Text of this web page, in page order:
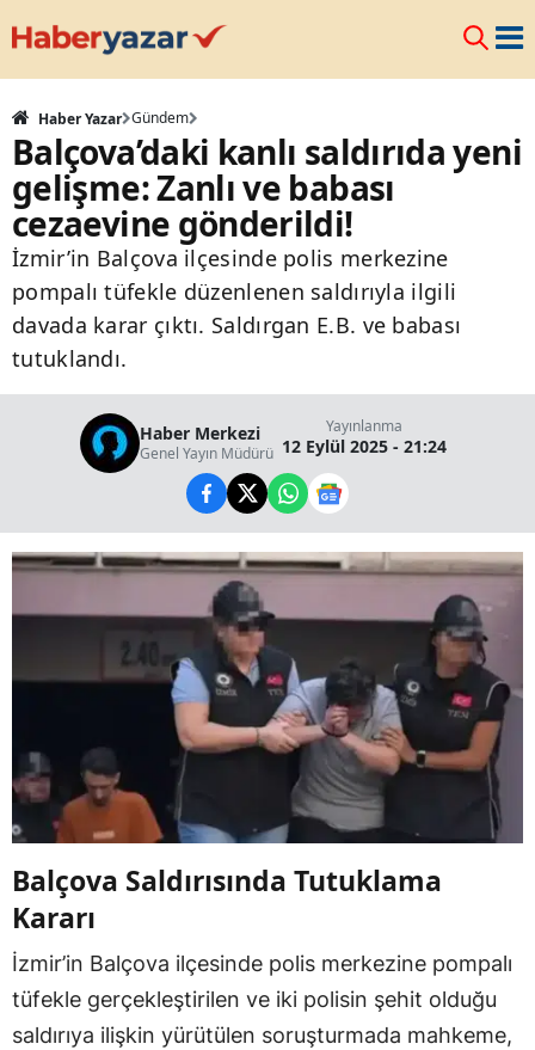
Haber Yazar Gündem
Balçova’daki kanlı saldırıda yeni
gelişme: Zanlı ve babası
cezaevine gönderildi!
İzmir’in Balçova ilçesinde polis merkezine
pompalı tüfekle düzenlenen saldırıyla ilgili
davada karar çıktı. Saldırgan E.B. ve babası
tutuklandı.
Haber Merkezi
Genel Yayın Müdürü
Yayınlanma
12 Eylül 2025 - 21:24
Balçova Saldırısında Tutuklama
Kararı
İzmir’in Balçova ilçesinde polis merkezine pompalı
tüfekle gerçekleştirilen ve iki polisin şehit olduğu
saldırıya ilişkin yürütülen soruşturmada mahkeme,